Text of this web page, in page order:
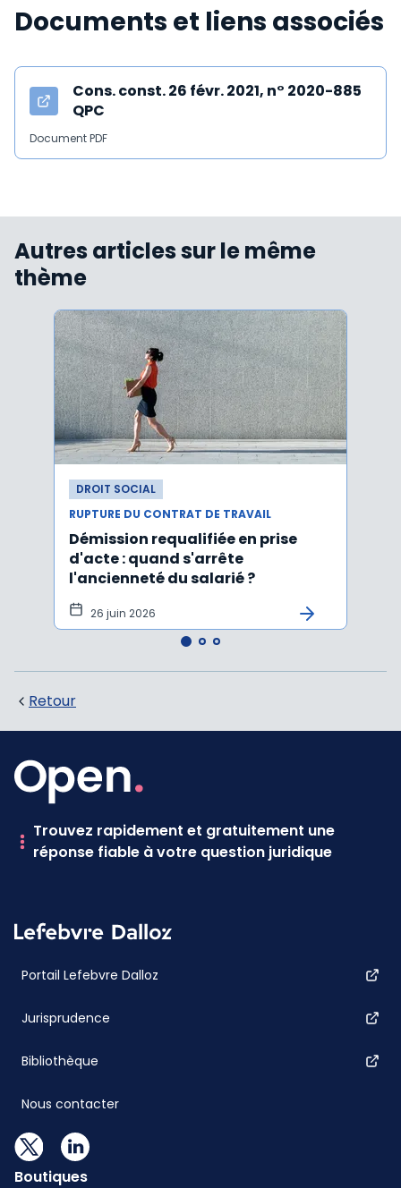
Documents et liens associés
Cons. const. 26 févr. 2021, n° 2020-885
QPC
Document PDF
Autres articles sur le même
thème
DROIT SOCIAL
RUPTURE DU CONTRAT DE TRAVAIL
Démission requalifiée en prise
d'acte : quand s'arrête
l'ancienneté du salarié ?
26 juin 2026
Retour
Trouvez rapidement et gratuitement une
réponse fiable à votre question juridique
Portail Lefebvre Dalloz
Jurisprudence
Bibliothèque
Nous contacter
Boutiques